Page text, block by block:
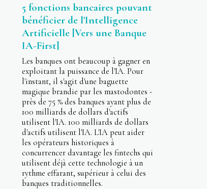
5 fonctions bancaires pouvant
bénéficier de l'Intelligence
Artificielle [Vers une Banque
IA-First]
Les banques ont beaucoup à gagner en
exploitant la puissance de l'IA. Pour
l'instant, il s'agit d'une baguette
magique brandie par les mastodontes -
près de 75 % des banques ayant plus de
100 milliards de dollars d'actifs
utilisent l'IA. 100 milliards de dollars
d'actifs utilisent l'IA. L'IA peut aider
les opérateurs historiques à
concurrencer davantage les fintechs qui
utilisent déjà cette technologie à un
rythme effarant, supérieur à celui des
banques traditionnelles.